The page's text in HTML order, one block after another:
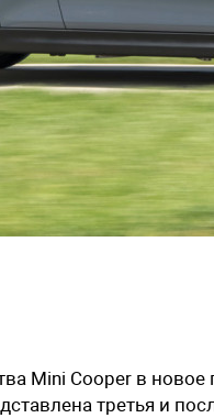
Mini Cooper в
третья и